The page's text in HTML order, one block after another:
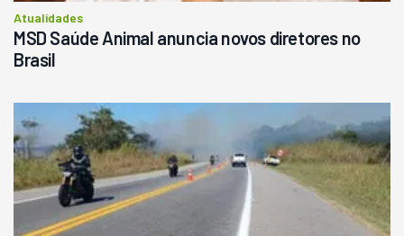
Atualidades
MSD Saúde Animal anuncia novos diretores no
Brasil